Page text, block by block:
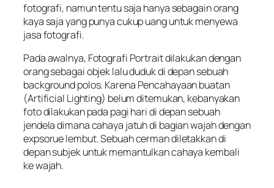
fotografi, namun tentu saja hanya sebagain orang
kaya saja yang punya cukup uang untuk menyewa
jasa fotografi.
Pada awalnya, Fotografi Portrait dilakukan dengan
orang sebagai objek lalu duduk di depan sebuah
backgroundpolos. Karena Pencahayaan buatan
(Artificial Lighting) belum ditemukan, kebanyakan
foto dilakukan pada pagi hari di depan sebuah
jendela dimana cahaya jatuh di bagian wajah dengan
expsorue lembut. Sebuah cerman diletakkan di
depan subjek untuk memantulkan cahaya kembali
ke wajah.